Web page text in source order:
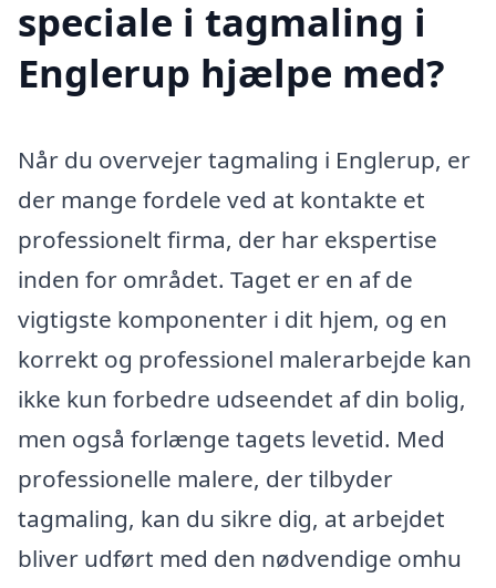
speciale i tagmaling i
Englerup hjælpe med?
Når du overvejer tagmaling i Englerup, er
der mange fordele ved at kontakte et
professionelt firma, der har ekspertise
inden for området. Taget er en af de
vigtigste komponenter i dit hjem, og en
korrekt og professionel malerarbejde kan
ikke kun forbedre udseendet af din bolig,
men også forlænge tagets levetid. Med
professionelle malere, der tilbyder
tagmaling, kan du sikre dig, at arbejdet
bliver udført med den nødvendige omhu